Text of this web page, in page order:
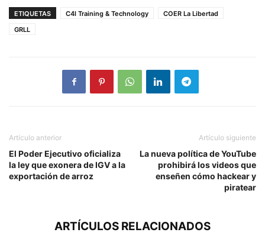
ETIQUETAS C4I Training & Technology
COER La Libertad
GRLL
Artículo anterior
El Poder Ejecutivo oficializa
la ley que exonera de IGV a la
exportación de arroz
Artículo siguiente
La nueva política de YouTube
prohibirá los videos que
enseñen cómo hackear y
piratear
ARTÍCULOS RELACIONADOS